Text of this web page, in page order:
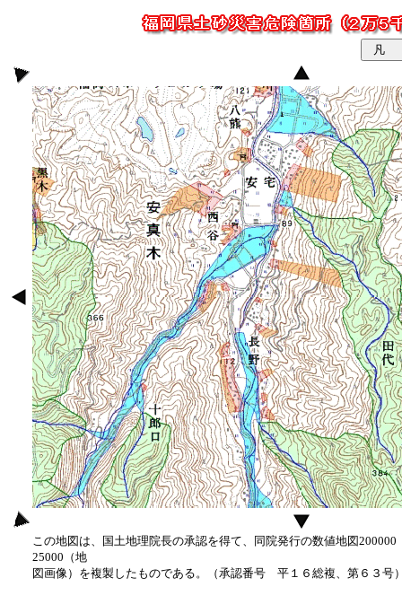
この地図は、国土地理院長の承認を得て、同院発行の数値地図
25000（地
図画像）を複製したものである。（承認番号 平１６総複、第６３号